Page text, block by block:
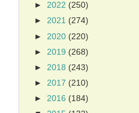
► 2022 (250)
► 2021 (274)
► 2020 (220)
► 2019 (268)
► 2018 (243)
► 2017 (210)
► 2016 (184)